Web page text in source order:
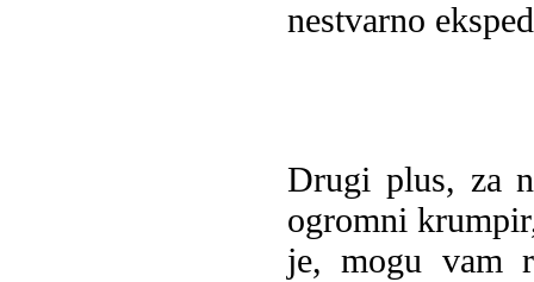
nestvarno
Drugi plus, za
ogromni
je, mogu vam